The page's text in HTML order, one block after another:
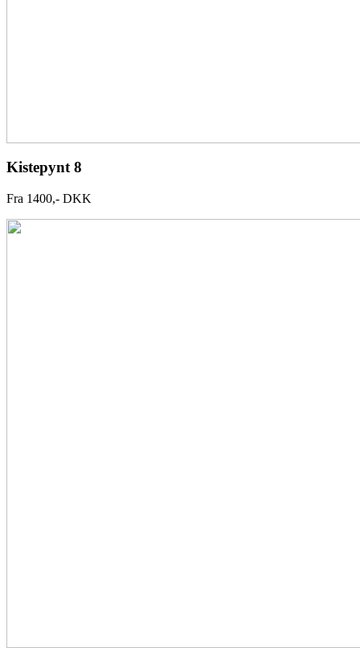
Kistepynt 8
Fra 1400,- DKK